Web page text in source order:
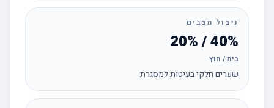
ניצול מצבים
40% / 20%
בית / חוץ
שערים חלקי בעיטות למסגרת